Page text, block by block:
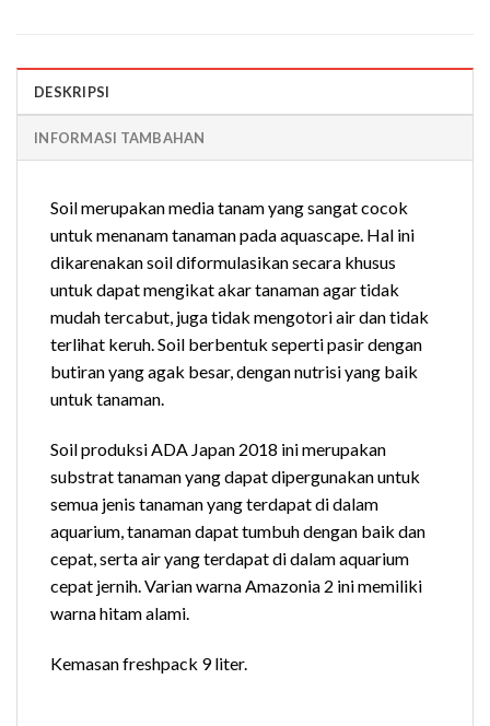
DESKRIPSI
INFORMASI TAMBAHAN
Soil merupakan media tanam yang sangat cocok
untuk menanam tanaman pada aquascape. Hal ini
dikarenakan soil diformulasikan secara khusus
untuk dapat mengikat akar tanaman agar tidak
mudah tercabut, juga tidak mengotori air dan tidak
terlihat keruh. Soil berbentuk seperti pasir dengan
butiran yang agak besar, dengan nutrisi yang baik
untuk tanaman.
Soil produksi ADA Japan 2018 ini merupakan
substrat tanaman yang dapat dipergunakan untuk
semua jenis tanaman yang terdapat di dalam
aquarium, tanaman dapat tumbuh dengan baik dan
cepat, serta air yang terdapat di dalam aquarium
cepat jernih. Varian warna Amazonia 2 ini memiliki
warna hitam alami.
Kemasan freshpack 9 liter.